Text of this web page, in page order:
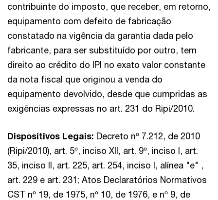
contribuinte do imposto, que receber, em retorno,
equipamento com defeito de fabricação
constatado na vigência da garantia dada pelo
fabricante, para ser substituído por outro, tem
direito ao crédito do IPI no exato valor constante
da nota fiscal que originou a venda do
equipamento devolvido, desde que cumpridas as
exigências expressas no art. 231 do Ripi/2010.
Dispositivos Legais: Decreto nº 7.212, de 2010
(Ripi/2010), art. 5º, inciso XII, art. 9º, inciso I, art.
35, inciso II, art. 225, art. 254, inciso I, alínea "e" ,
art. 229 e art. 231; Atos Declaratórios Normativos
CST nº 19, de 1975, nº 10, de 1976, e nº 9, de